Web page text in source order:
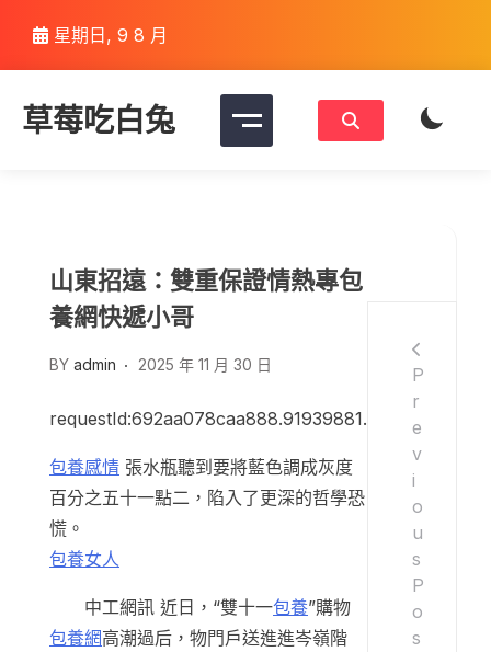
content
星期日, 9 8 月
草莓吃白兔
山東招遠：雙重保證情熱專包
養網快遞小哥
BY admin 2025 年 11 月 30 日
requestId:692aa078caa888.91939881.
包養感情 張水瓶聽到要將藍色調成灰度
百分之五十一點二，陷入了更深的哲學恐
慌。
包養女人
中工網訊 近日，“雙十一包養”購物
包養網高潮過后，物門戶送進進岑嶺階
P
r
e
v
i
o
u
s
P
o
s